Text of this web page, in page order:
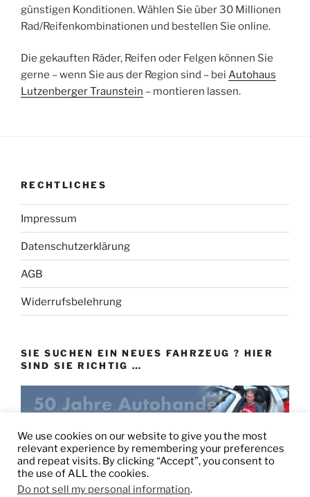
günstigen Konditionen. Wählen Sie über 30 Millionen
Rad/Reifenkombinationen und bestellen Sie online.
Die gekauften Räder, Reifen oder Felgen können Sie
gerne – wenn Sie aus der Region sind – bei Autohaus
Lutzenberger Traunstein – montieren lassen.
RECHTLICHES
Impressum
Datenschutzerklärung
AGB
Widerrufsbelehrung
SIE SUCHEN EIN NEUES FAHRZEUG ? HIER
SIND SIE RICHTIG …
eu-autovertrieb.de
We use cookies on our website to give you the most
relevant experience by remembering your preferences
and repeat visits. By clicking “Accept”, you consent to
the use of ALL the cookies.
Do not sell my personal information.